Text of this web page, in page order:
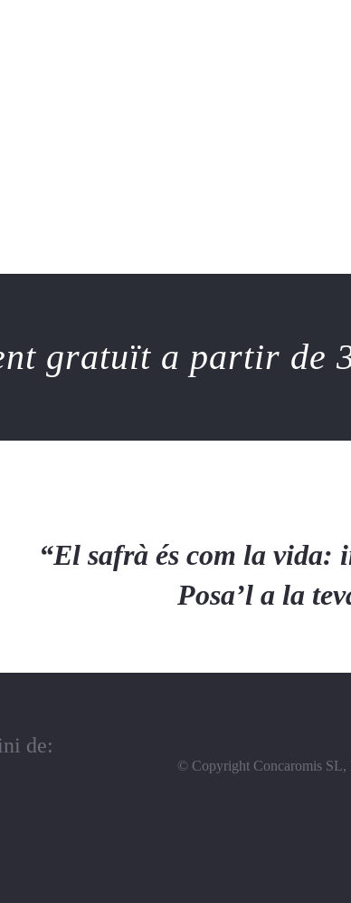
gratuït a partir de
“El safrà és com la vida:
Posa’l a la
de:
© Copyright Concaromis SL,